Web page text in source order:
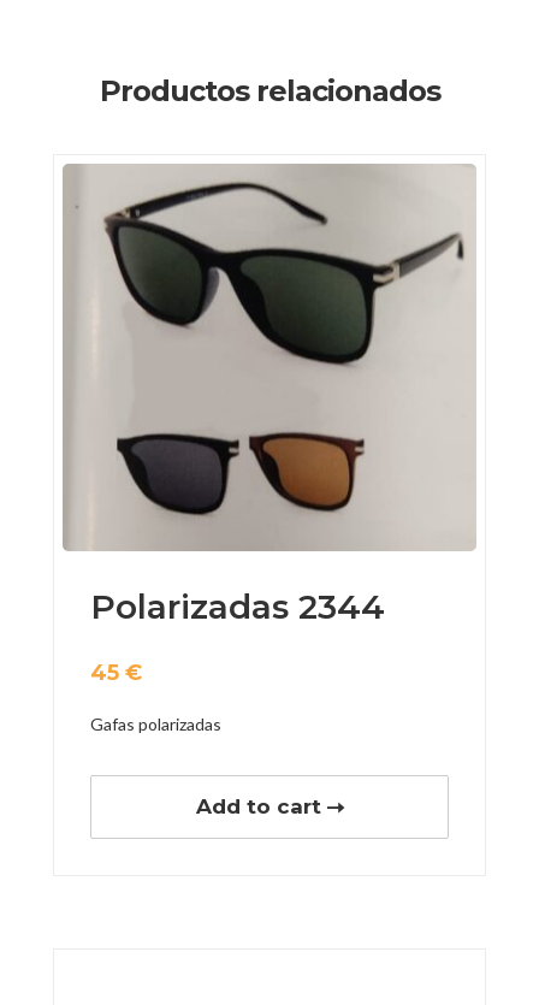
Productos relacionados
Polarizadas 2344
45 €
Gafas polarizadas
Add to cart